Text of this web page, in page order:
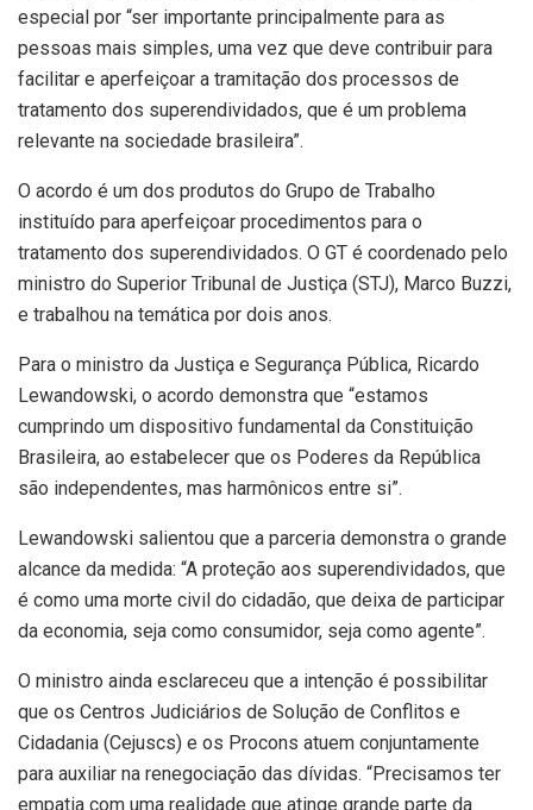
especial por “ser importante principalmente para as
pessoas mais simples, uma vez que deve contribuir para
facilitar e aperfeiçoar a tramitação dos processos de
tratamento dos superendividados, que é um problema
relevante na sociedade brasileira”.
O acordo é um dos produtos do Grupo de Trabalho
instituído para aperfeiçoar procedimentos para o
tratamento dos superendividados. O GT é coordenado pelo
ministro do Superior Tribunal de Justiça (STJ), Marco Buzzi,
e trabalhou na temática por dois anos.
Para o ministro da Justiça e Segurança Pública, Ricardo
Lewandowski, o acordo demonstra que “estamos
cumprindo um dispositivo fundamental da Constituição
Brasileira, ao estabelecer que os Poderes da República
são independentes, mas harmônicos entre si”.
Lewandowski salientou que a parceria demonstra o grande
alcance da medida: “A proteção aos superendividados, que
é como uma morte civil do cidadão, que deixa de participar
da economia, seja como consumidor, seja como agente”.
O ministro ainda esclareceu que a intenção é possibilitar
que os Centros Judiciários de Solução de Conflitos e
Cidadania (Cejuscs) e os Procons atuem conjuntamente
para auxiliar na renegociação das dívidas. “Precisamos ter
empatia com uma realidade que atinge grande parte da